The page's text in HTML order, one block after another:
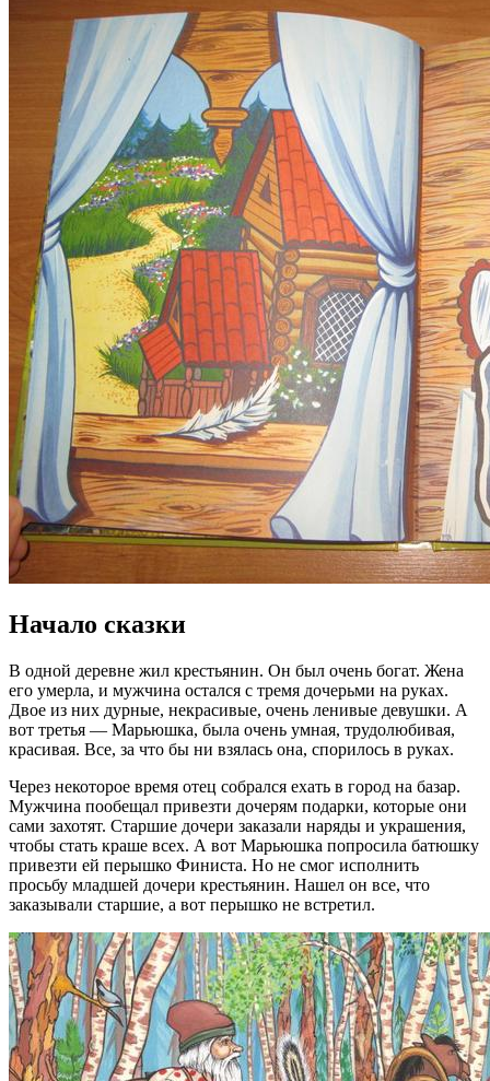
Начало сказки
В одной деревне жил крестьянин. Он был очень богат. Жена
его умерла, и мужчина остался с тремя дочерьми на руках.
Двое из них дурные, некрасивые, очень ленивые девушки. А
вот третья — Марьюшка, была очень умная, трудолюбивая,
красивая. Все, за что бы ни взялась она, спорилось в руках.
Через некоторое время отец собрался ехать в город на базар.
Мужчина пообещал привезти дочерям подарки, которые они
сами захотят. Старшие дочери заказали наряды и украшения,
чтобы стать краше всех. А вот Марьюшка попросила батюшку
привезти ей перышко Финиста. Но не смог исполнить
просьбу младшей дочери крестьянин. Нашел он все, что
заказывали старшие, а вот перышко не встретил.